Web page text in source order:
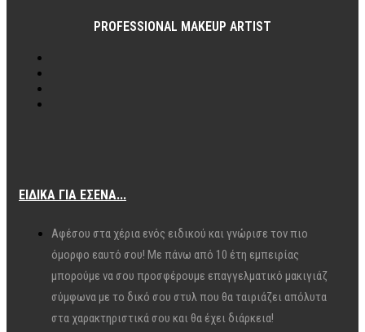
PROFESSIONAL MAKEUP ARTIST
ΕΙΔΙΚΆ ΓΙΑ ΕΣΈΝΑ...
Αφέσου στα χέρια ενός ειδικού και γνώρισε τον πιο
όμορφο εαυτό σου! Με πάνω από 10 έτη εμπειρίας
μπορούμε να σου προσφέρουμε επαγγελματικό μακιγιάζ
σύμφωνα με το δικό σου στυλ που θα ταιριάζει απόλυτα
στα χαρακτηριστικά σου και θα έχει διάρκεια!